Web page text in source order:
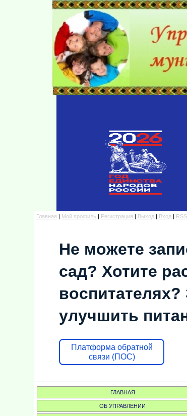
Главная | Мой профиль | Регистрация | Выход | Вход | RSS
Не можете
сад? Хотите
воспитателях?
улучшить
Платформа обратной
связи (ПОС)
ГЛАВНАЯ
ОБ УПРАВЛЕНИИ